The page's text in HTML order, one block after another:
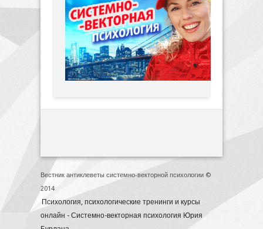
Вестник антиклеветы системно-векторной психологии ©
2014
Психология, психологические тренинги и курсы
онлайн - Системно-векторная психология Юрия